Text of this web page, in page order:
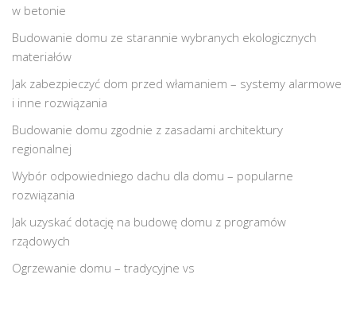
w betonie
Budowanie domu ze starannie wybranych ekologicznych
materiałów
Jak zabezpieczyć dom przed włamaniem – systemy alarmowe
i inne rozwiązania
Budowanie domu zgodnie z zasadami architektury
regionalnej
Wybór odpowiedniego dachu dla domu – popularne
rozwiązania
Jak uzyskać dotację na budowę domu z programów
rządowych
Ogrzewanie domu – tradycyjne vs